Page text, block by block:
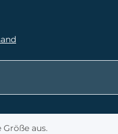
aus.